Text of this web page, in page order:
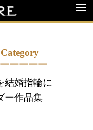
Category
￣￣￣￣
結婚指輪に
ー作品集